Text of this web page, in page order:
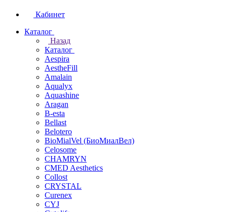
Кабинет
Каталог
Назад
Каталог
Aespira
AestheFill
Amalain
Aqualyx
Aquashine
Aragan
B-esta
Bellast
Belotero
BioMialVel (БиоМиалВел)
Celosome
CHAMRYN
CMED Aesthetics
Collost
CRYSTAL
Curenex
CYJ